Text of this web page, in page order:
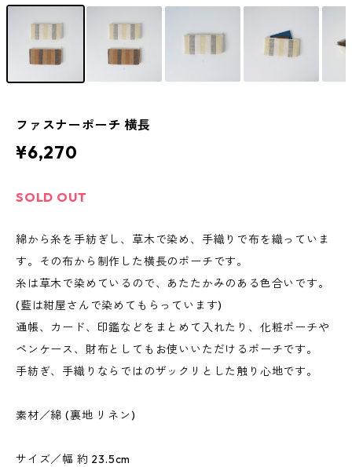
ファスナーポーチ 横長
¥6,270
SOLD OUT
綿から糸を手紡ぎし、草木で染め、手織りで布を織っていま
す。その布から制作した横長のポーチです。
糸は草木で染めているので、あたたかみのある色合いです。
(藍は紺屋さんで染めてもらっています)
通帳、カード、印鑑などをまとめて入れたり、化粧ポーチや
ペンケース、財布としてもお使いいただけるポーチです。
手紡ぎ、手織りならではのザックリとした触り心地です。
素材／綿 (裏地 リネン)
サイズ／幅 約 23.5cm